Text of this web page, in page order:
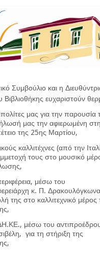
Συμβούλιο και η
Βιβλιοθήκης ευχαριστούν
μας για την παρουσία
μας την αφιερωμένη
της 25ης Μαρτίου,
καλλιτέχνες (από την
τους στο μουσικό
μέσω του
κ. Π.
της στο καλλιτεχνικό μέρος
μέσω του
για τη στήριξη της